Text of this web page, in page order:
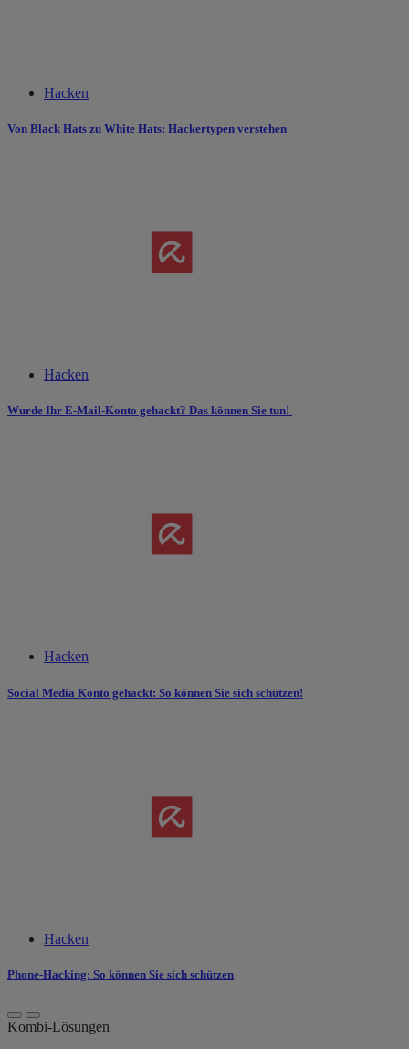
Hacken
Von Black Hats zu White Hats: Hackertypen verstehen
Hacken
Wurde Ihr E-Mail-Konto gehackt? Das können Sie tun!
Hacken
Social Media Konto gehackt: So können Sie sich schützen!
Hacken
Phone-Hacking: So können Sie sich schützen
Kombi-Lösungen